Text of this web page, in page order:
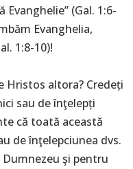
(Gal. 1:6-
Evanghelia,
1:8-10)!
Hristos altora? Credeți
sau de înţelepți
că toată această
de înţelepciunea dvs.
şi pentru